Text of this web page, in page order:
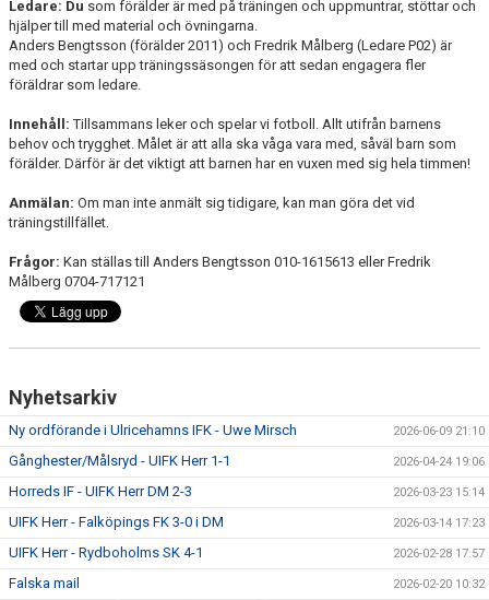
WEBSHOP
Ledare: Du som förälder är med på träningen och uppmuntrar, stöttar och
hjälper till med material och övningarna.
Anders Bengtsson (förälder 2011) och Fredrik Målberg (Ledare P02) är
med och startar upp träningssäsongen för att sedan engagera fler
föräldrar som ledare.
Innehåll: Tillsammans leker och spelar vi fotboll. Allt utifrån barnens
behov och trygghet. Målet är att alla ska våga vara med, såväl barn som
förälder. Därför är det viktigt att barnen har en vuxen med sig hela timmen!
Anmälan: Om man inte anmält sig tidigare, kan man göra det vid
träningstillfället.
Frågor: Kan ställas till Anders Bengtsson 010-1615613 eller Fredrik
Målberg 0704-717121
Nyhetsarkiv
Ny ordförande i Ulricehamns IFK - Uwe Mirsch 2026-06-09 21:10
Gånghester/Målsryd - UIFK Herr 1-1 2026-04-24 19:06
Horreds IF - UIFK Herr DM 2-3 2026-03-23 15:14
UIFK Herr - Falköpings FK 3-0 i DM 2026-03-14 17:23
UIFK Herr - Rydboholms SK 4-1 2026-02-28 17:57
Falska mail 2026-02-20 10:32